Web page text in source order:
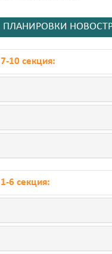
ПЛАНИРОВКИ
7-10 секция:
1-6 секция: